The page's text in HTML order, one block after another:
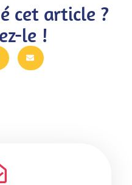
cet article ?
le !